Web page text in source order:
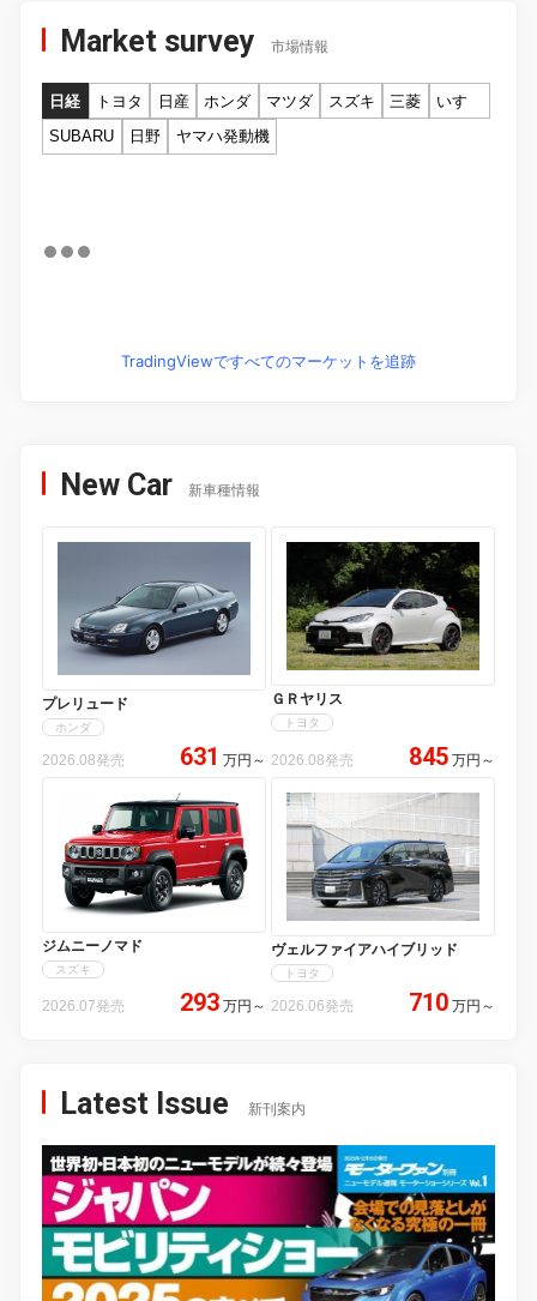
Market survey 市場情報
日経 トヨタ 日産 ホンダ マツダ スズキ 三菱
いすゞ
SUBARU
日野 ヤマハ発動機
TradingViewですべてのマーケットを追跡
New Car 新車種情報
プレリュード
ホンダ
2026.08発売 631 万円 ～
ＧＲヤリス
トヨタ
2026.08発売 845 万円 ～
ジムニーノマド
スズキ
2026.07発売 293 万円 ～
ヴェルファイアハイブリッド
トヨタ
2026.06発売 710 万円 ～
Latest Issue 新刊案内